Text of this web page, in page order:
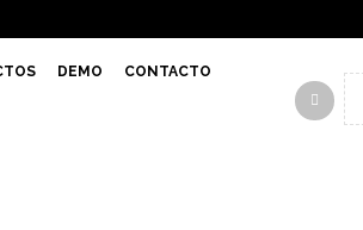
DEMO CONTACTO